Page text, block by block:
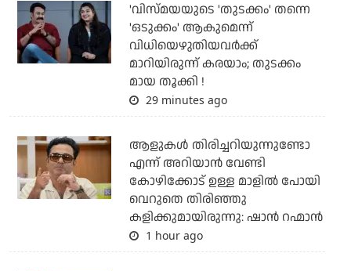
'വിസ്മയയുടെ 'തുടക്കം' തന്നെ
'ഒടുക്കം' ആകുമെന്ന്
വിധിയെഴുതിയവര്‍ക്ക്
മാറിയിരുന്ന് കരയാം; തുടക്കം
മായ തൂക്കി !
29 minutes ago
ആളുകൾ തിരിച്ചറിയുന്നുണ്ടോ
എന്ന് അറിയാൻ വേണ്ടി
കോഴിക്കോട് ഉള്ള മാളിൽ പോയി
വെറുതെ തിരിഞ്ഞു
കളിക്കുമായിരുന്നു: ഷാൻ റഹ്മാൻ
1 hour ago